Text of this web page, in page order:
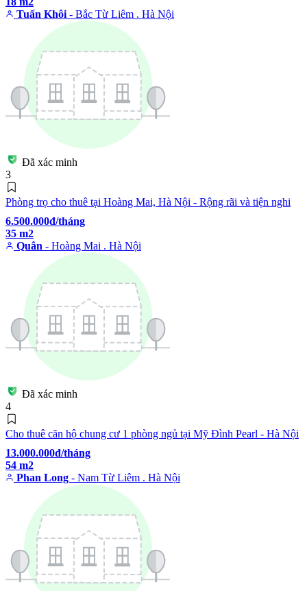
Tuấn Khôi- Bắc Từ Liêm . Hà Nội
Đã xác minh
3
Phòng trọ cho thuê tại Hoàng Mai, Hà Nội - Rộng rãi và tiện nghi
6.500.000đ/tháng
35 m2
Quân - Hoàng Mai . Hà Nội
Đã xác minh
4
Cho thuê căn hộ chung cư 1 phòng ngủ tại Mỹ Đình Pearl - Hà Nội
13.000.000đ/tháng
54 m2
Phan Long - Nam Từ Liêm . Hà Nội